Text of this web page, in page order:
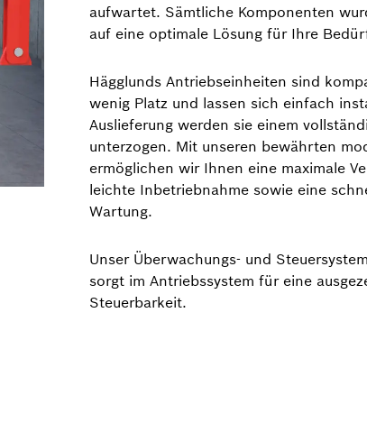
aufwartet. Sämtliche Komponenten
auf eine optimale Lösung für Ihre
Hägglunds Antriebseinheiten sind
wenig Platz und lassen sich einfach
Auslieferung werden sie einem
unterzogen. Mit unseren bewährten
ermöglichen wir Ihnen eine maximale
leichte Inbetriebnahme sowie eine
Wartung.
Unser Überwachungs- und
sorgt im Antriebssystem für eine
Steuerbarkeit.